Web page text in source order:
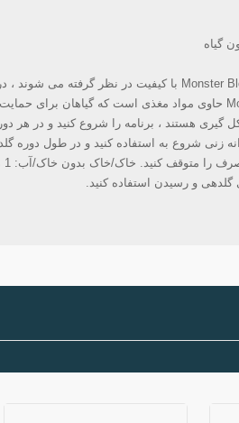
گیاه
گیری هستند ، برنامه را شروع کنید و در هر
شروع به استفاده کنید و در طول دوره
گلدهی و رسیدن استفاده کنید.